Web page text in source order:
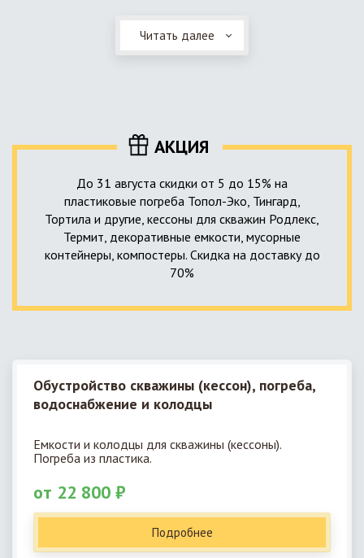
достаточную герметичность, недорогие, легко
Единственное решение в таком случае – это
использование КНС – канализационной насосной станции.
до выгребной ямы, септика или станции ГБО.
Читать далее
АКЦИЯ
До 31 августа скидки от 5 до 15% на
пластиковые погреба Топол-Эко, Тингард,
Тортила и другие, кессоны для скважин Родлекс,
Термит, декоративные емкости, мусорные
контейнеры, компостеры. Скидка на доставку до
70%
Обустройство скважины (кессон), погреба,
водоснабжение и колодцы
Емкости и колодцы для скважины (кессоны).
Погреба из пластика.
от 22 800 ₽
Подробнее